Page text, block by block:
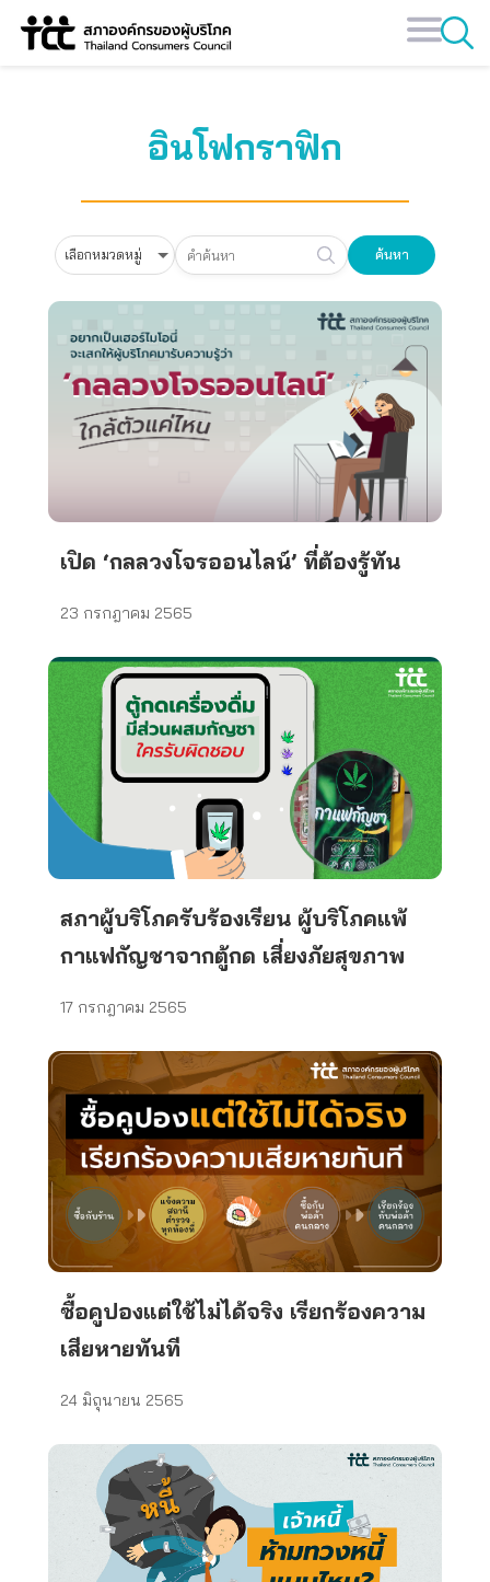
Skip
อินโฟกราฟิก
ค้นหา
เปิด ‘กลลวงโจรออนไลน์’ ที่ต้องรู้ทัน
23 กรกฎาคม 2565
สภาผู้บริโภครับร้องเรียน ผู้บริโภคแพ้
กาแฟกัญชาจากตู้กด เสี่ยงภัยสุขภาพ
17 กรกฎาคม 2565
ซื้อคูปองแต่ใช้ไม่ได้จริง เรียกร้องความ
เสียหายทันที
24 มิถุนายน 2565